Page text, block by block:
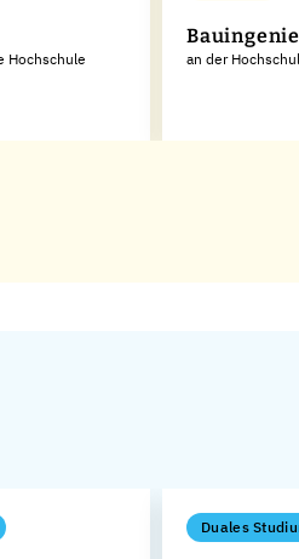
Hochschule
an der
Duales